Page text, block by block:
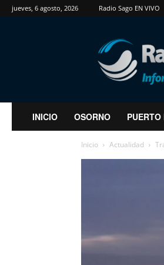
jueves, 6 agosto, 2026 Radio Sago EN VIVO
RadioSago
INICIO OSORNO
Inicio Actualidad